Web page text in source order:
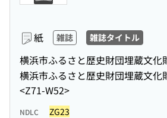
紙 雑誌 雑誌タイトル
横浜市ふるさと歴史財団埋蔵文化
横浜市ふるさと歴史財団埋蔵文化
<Z71-W52>
NDLC ZG23